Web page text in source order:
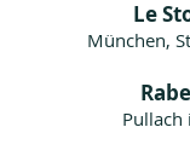
Le
München,
Pullach